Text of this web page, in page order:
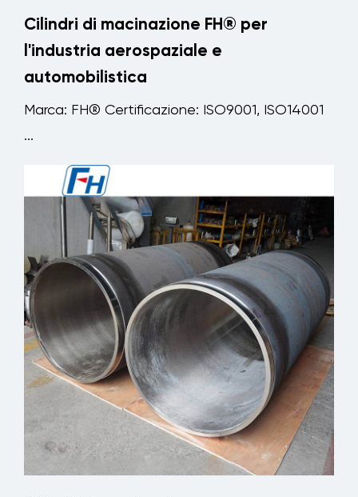
Cilindri di macinazione FH® per
l'industria aerospaziale e
automobilistica
Marca: FH® Certificazione: ISO9001, ISO14001
...